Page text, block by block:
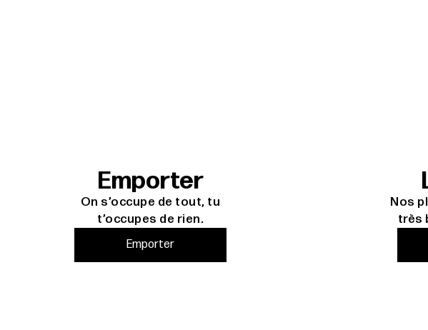
Emporter
On s’occupe de tout, tu
t’occupes de rien.
Emporter
Nos
très